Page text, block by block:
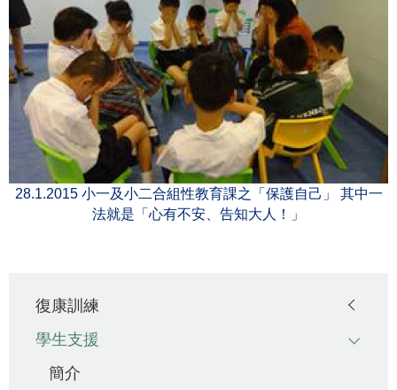
28.1.2015 小一及小二合組性教育課之「保護自己」 其中一
法就是「心有不安、告知大人！」
navigation
復康訓練
學生支援
簡介